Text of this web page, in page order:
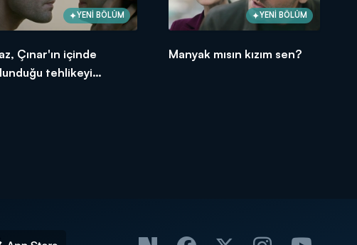
YENİ BÖLÜM
Çınar'ın içinde
tehlikeyi
YENİ BÖLÜM
Manyak mısın kızım sen?